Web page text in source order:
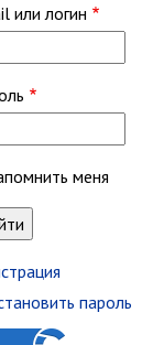
или логин
меня
пароль